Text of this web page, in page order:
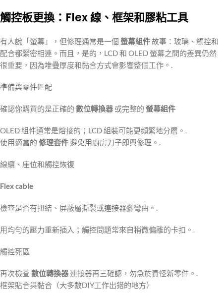
觸控板更換：Flex 線、框架和膠粘工具
有人說「螢幕」，但修理通常是一個 螢幕組件故事：玻璃、觸控和
配合都緊密相連。而且，是的，LCD 和 OLED 螢幕之間的差異仍然
很重要，因為堆疊厚度和黏合方式會影響整個工作。.
準備與零件匹配
確認你購買的是正確的 數位轉換器 或完整的 螢幕組件
OLED 組件通常是熔接的；LCD 組裝可能更頻繁地分層。.
使用適當的 修理套件避免用廚房刀子即興修理。.
線纜、座位和觸控恢復
Flex cable
檢查是否有扭結、屏蔽層撕裂或連接器腳彎曲。.
用均勻的壓力重新插入；觸控問題常來自稍微偏離的卡扣。.
觸控死區
再次檢查 數位轉換器連接器再三確認，勿急於責怪新零件。.
框架貼合與黏合（大多數DIY工作出錯的地方）